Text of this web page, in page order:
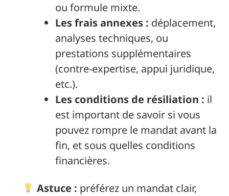
ou formule mixte.
Les frais annexes : déplacement,
analyses techniques, ou
prestations supplémentaires
(contre-expertise, appui juridique,
etc.).
Les conditions de résiliation : il
est important de savoir si vous
pouvez rompre le mandat avant la
fin, et sous quelles conditions
financières.
Astuce : préférez un mandat clair,